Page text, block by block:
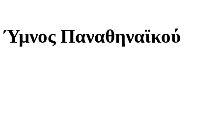
Ύμνος Παναθηναϊκού